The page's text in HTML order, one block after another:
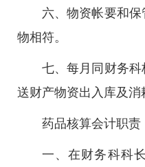
六、物资帐要和保
物相符。
七、每月同财务
送财产物资出入库及消
药品核算会计职责
一、在财务科科